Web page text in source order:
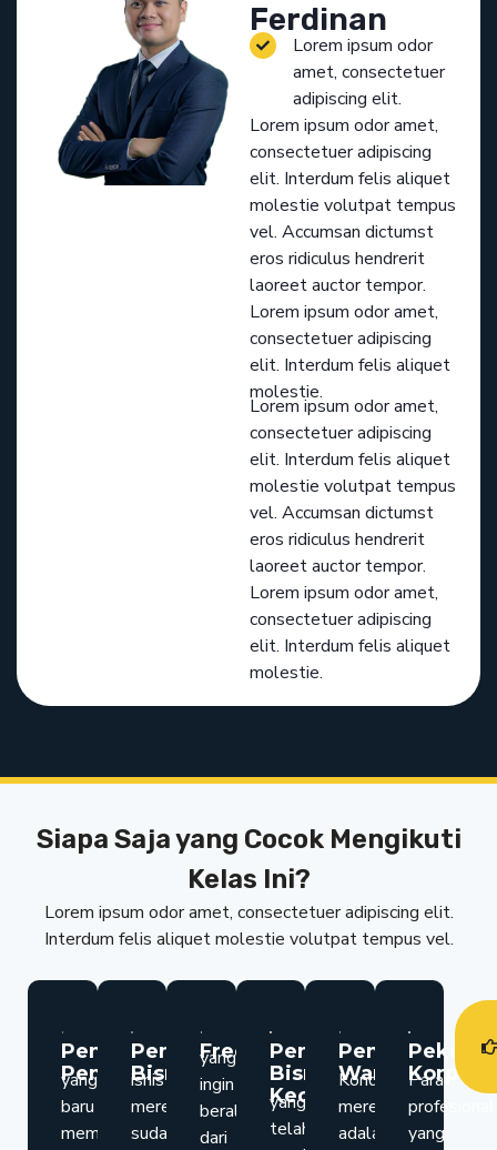
Ferdinan
Lorem ipsum odor
amet, consectetuer
adipiscing elit.
Lorem ipsum odor amet,
consectetuer adipiscing
elit. Interdum felis aliquet
molestie volutpat tempus
vel. Accumsan dictumst
eros ridiculus hendrerit
laoreet auctor tempor.
Lorem ipsum odor amet,
consectetuer adipiscing
elit. Interdum felis aliquet
molestie.
Lorem ipsum odor amet,
consectetuer adipiscing
elit. Interdum felis aliquet
molestie volutpat tempus
vel. Accumsan dictumst
eros ridiculus hendrerit
laoreet auctor tempor.
Lorem ipsum odor amet,
consectetuer adipiscing
elit. Interdum felis aliquet
molestie.
Siapa Saja yang Cocok Mengikuti
Kelas Ini?
Lorem ipsum odor amet, consectetuer adipiscing elit.
Interdum felis aliquet molestie volutpat tempus vel.
Pengusaha
Pemula
yang
baru
memulai
Pemilik
Bisnis
isnis
mereka
sudah
Freelancer
yang
ingin
beralih
dari
Pemilik
Bisnis
Kecil
yang
telah
Pemilik
Waralaba
Kondisi
mereka
adalah
Pekerja
Para
profesional
yang